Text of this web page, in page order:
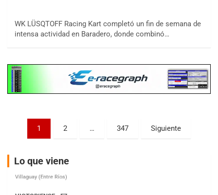
WK LÜSQTOFF Racing Kart completó un fin de semana de
intensa actividad en Baradero, donde combinó…
Paginación
entradas
1 2 … 347 Siguiente
Lo que viene
08/09-AGO
Ramiro Tot (Asfalto)
KDO - F6
Ciudad de Trenque Lauquen (Asfalto)
Trenque Lauquen (Buenos Aires)
Villaguay (Entre Ríos)
El Cerro (Tierra)
Victoria (Entre Ríos)